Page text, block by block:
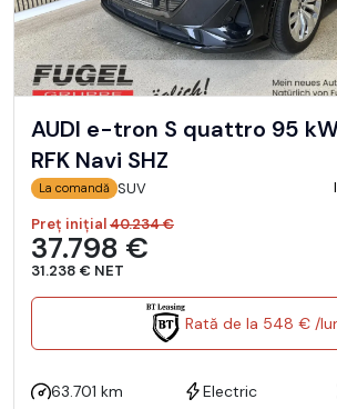
AUDI e-tron S quattro 95
RFK Navi SHZ
La comandă SUV
Preț inițial40.234 €
37.798 €
31.238 € NET
Rată de la 548 € /
63.701 km Electric